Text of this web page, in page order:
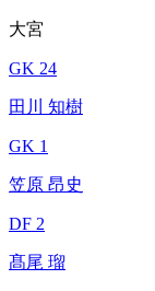
大宮
GK 24
田川 知樹
GK 1
笠原 昂史
DF 2
髙尾 瑠